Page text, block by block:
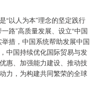
以人为本”理念的坚定践行
路”高质量发展、设立“中国
措，中国系统帮助发展中国
中国持续优化国际贸易与发
惠、加强能力建设、推动技
力，为构建共同繁荣的全球